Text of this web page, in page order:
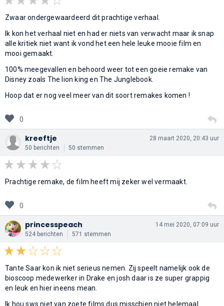
Zwaar ondergewaardeerd dit prachtige verhaal.
Ik kon het verhaal niet en had er niets van verwacht maar ik snap
alle kritiek niet want ik vond het een hele leuke mooie film en
mooi gemaakt.
100% meegevallen en behoord weer tot een goeie remake van
Disney zoals The lion king en The Junglebook.
Hoop dat er nog veel meer van dit soort remakes komen !
0
kreeftje
50 berichten 50 stemmen
28 maart 2020, 20:43 uur
Prachtige remake, de film heeft mij zeker wel vermaakt.
0
princesspeach
524 berichten 571 stemmen
14 mei 2020, 07:09 uur
Tante Saar kon ik niet serieus nemen. Zij speelt namelijk ook de
bioscoop medewerker in Drake en josh daar is ze super grappig
en leuk en hier ineens mean.
Ik hou sws niet van zoete films dus misschien niet helemaal